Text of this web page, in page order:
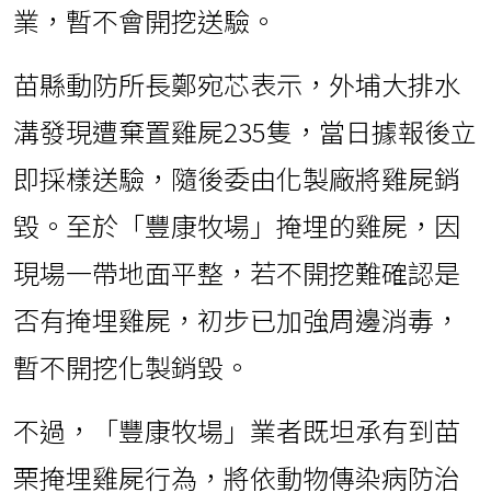
業，暫不會開挖送驗。
苗縣動防所長鄭宛芯表示，外埔大排水
溝發現遭棄置雞屍235隻，當日據報後立
即採樣送驗，隨後委由化製廠將雞屍銷
毀。至於「豐康牧場」掩埋的雞屍，因
現場一帶地面平整，若不開挖難確認是
否有掩埋雞屍，初步已加強周邊消毒，
暫不開挖化製銷毀。
不過，「豐康牧場」業者既坦承有到苗
栗掩埋雞屍行為，將依動物傳染病防治